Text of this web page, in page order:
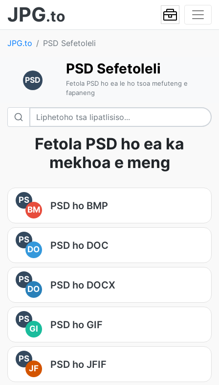
JPG.to
JPG.to PSD Sefetoleli
PSD
PSD Sefetoleli
Fetola PSD ho ea le ho tsoa mefuteng e
fapaneng
Fetola PSD ho ea ka
mekhoa e meng
PS
BM
PSD ho BMP
PS
DO
PSD ho DOC
PS
DO
PSD ho DOCX
PS
GI
PSD ho GIF
PS
JF
PSD ho JFIF